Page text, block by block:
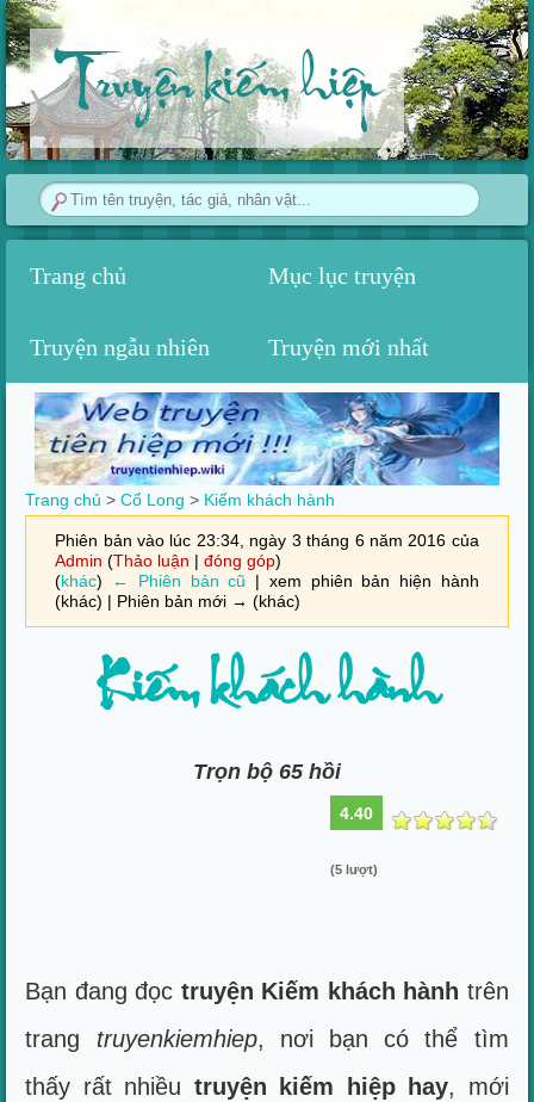
Truyện kiếm hiệp
Trang chủ Mục lục truyện
Truyện ngẫu nhiên Truyện mới nhất
Trang chủ >Cổ Long > Kiếm khách hành
Phiên bản vào lúc 23:34, ngày 3 tháng 6 năm 2016 của
Admin (Thảo luận |đóng góp)
(khác) ← Phiên bản cũ | xem phiên bản hiện hành
(khác) | Phiên bản mới → (khác)
Kiếm khách hành
Trọn bộ 65 hồi
4.40
(5 lượt)
Bạn đang đọc truyện Kiếm khách hành trên
trang truyenkiemhiep, nơi bạn có thể tìm
thấy rất nhiều truyện kiếm hiệp hay, mới